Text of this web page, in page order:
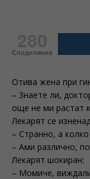
Споделяния
Отива жена при
– Знаете ли,
още не ми растат
Лекарят се
– Странно, а
– Ами различно,
Лекарят шокиран:
– Момиче,